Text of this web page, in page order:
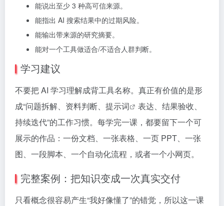
能说出至少 3 种高可信来源。
能指出 AI 搜索结果中的过期风险。
能输出带来源的研究摘要。
能对一个工具做适合/不适合人群判断。
学习建议
不要把 AI 学习理解成背工具名称。真正有价值的是形
成“问题拆解、资料判断、 提示词
表达、结果验收、
持续迭代”的工作习惯。每学完一课，都要留下一个可
展示的作品：一份文档、一张表格、一页 PPT、一张
图、一段脚本、一个自动化流程，或者一个小网页。
完整案例：把知识变成一次真实交付
只看概念很容易产生“我好像懂了”的错觉，所以这一课